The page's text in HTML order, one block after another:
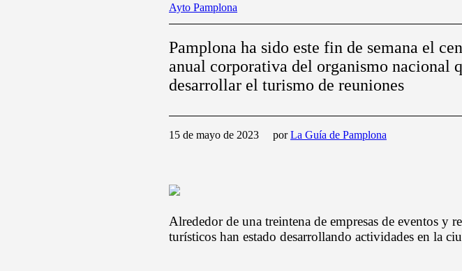
Ayto Pamplona
Pamplona ha sido este fin de semana el
anual corporativa del organismo nacional
desarrollar el turismo de reuniones
15 de mayo de 2023 porLa Guía de Pamplona
Alrededor de una treintena de empresas de eventos y
turísticos han estado desarrollando actividades en la